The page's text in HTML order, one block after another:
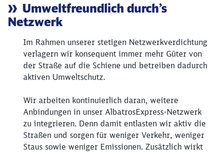
Artikel:
Umweltfreundlich durch’s
Netzwerk
Im Rahmen unserer stetigen Netzwerkverdichtung
verlagern wir konsequent immer mehr Güter von
der Straße auf die Schiene und betreiben dadurch
aktiven Umweltschutz.
Wir arbeiten kontinuierlich daran, weitere
Anbindungen in unser AlbatrosExpress-Netzwerk
zu integrieren. Denn damit entlasten wir aktiv die
Straßen und sorgen für weniger Verkehr, weniger
Staus sowie weniger Emissionen. Zusätzlich wirkt